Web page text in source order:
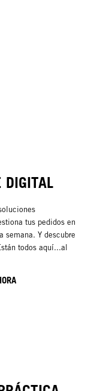
DIGITAL
tus pedidos en
Y descubre
todos aquí...al